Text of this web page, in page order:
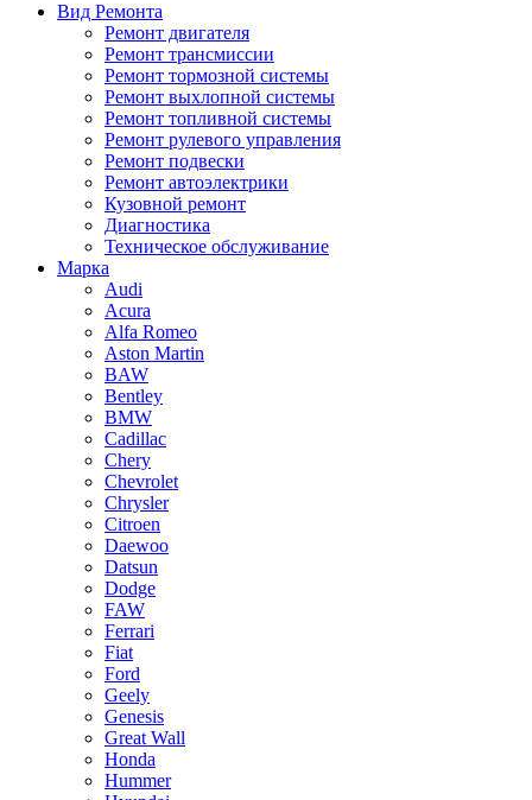
Вид Ремонта
Ремонт двигателя
Ремонт трансмиссии
Ремонт тормозной системы
Ремонт выхлопной системы
Ремонт топливной системы
Ремонт рулевого управления
Ремонт подвески
Ремонт автоэлектрики
Кузовной ремонт
Диагностика
Техническое обслуживание
Марка
Audi
Acura
Alfa Romeo
Aston Martin
BAW
Bentley
BMW
Cadillac
Chery
Chevrolet
Chrysler
Citroen
Daewoo
Datsun
Dodge
FAW
Ferrari
Fiat
Ford
Geely
Genesis
Great Wall
Honda
Hummer